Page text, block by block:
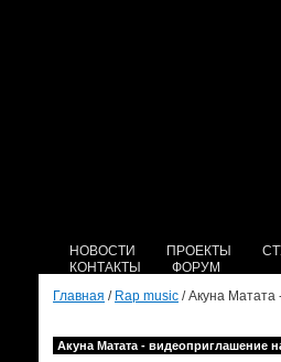
НОВОСТИ ПРОЕКТЫ
КОНТАКТЫ
ФОРУМ
Главная / Rap music / Акуна Матата
Акуна Матата - видеоприглашение